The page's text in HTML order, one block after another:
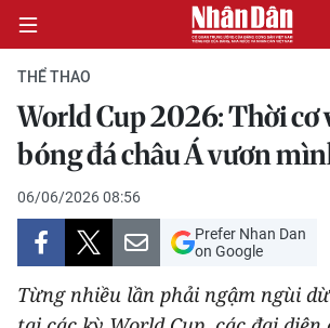
CHÍNH TRỊ
KINH TẾ
VĂN HÓA
XÃ HỘI
THỂ THAO
World Cup 2026: Thời cơ
bóng đá châu Á vươn
06/06/2026 08:56
Prefer Nhan Dan
on Google
Từng nhiều lần phải ngậm ngùi